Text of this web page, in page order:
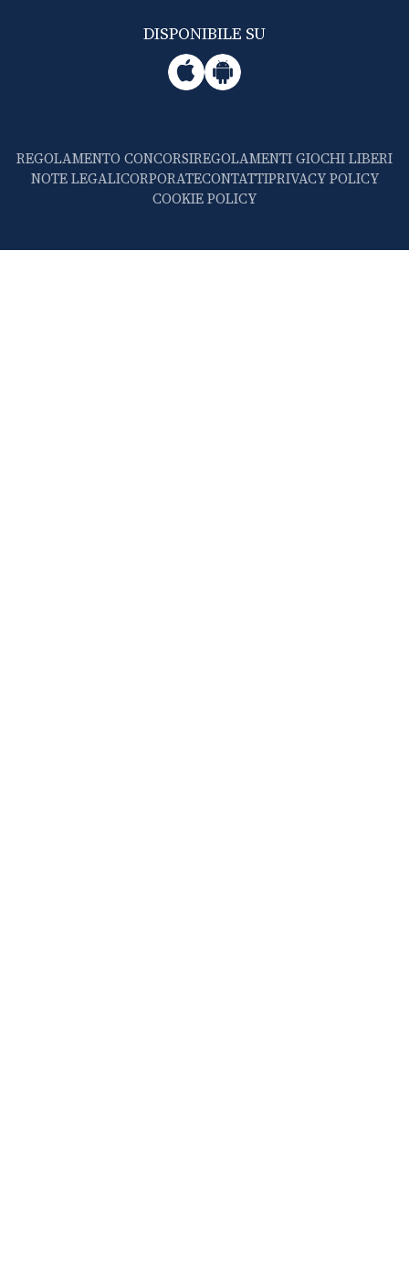
DISPONIBILE SU
REGOLAMENTO CONCORSIREGOLAMENTI GIOCHI LIBERI
NOTE LEGALICORPORATECONTATTIPRIVACY POLICY
COOKIE POLICY